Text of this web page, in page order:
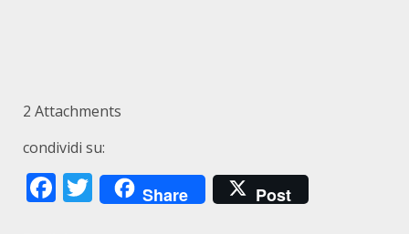
2 Attachments
condividi su:
Facebook
Twitter
Share Post